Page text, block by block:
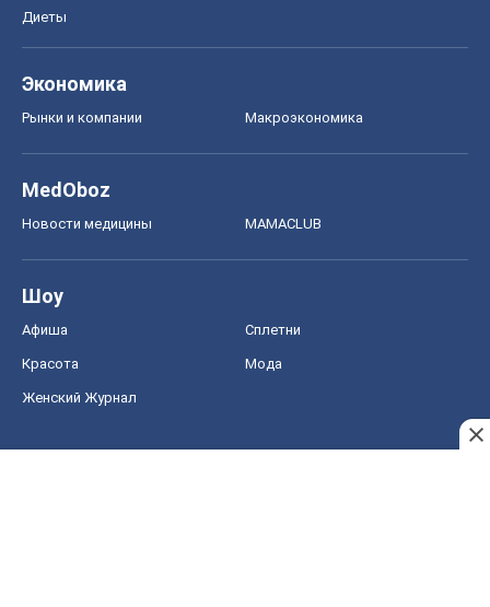
Диеты
Экономика
Рынки и компании Mакроэкономика
MedOboz
Новости медицины MAMACLUB
Шоу
Афиша Сплетни
Красота Мода
Женский Журнал